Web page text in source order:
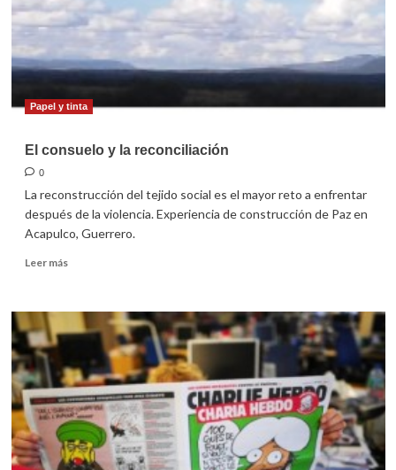
Papel y tinta
El consuelo y la reconciliación
0
La reconstrucción del tejido social es el mayor reto a enfrentar
después de la violencia. Experiencia de construcción de Paz en
Acapulco, Guerrero.
Leer másLeer
El
consuelo
reconciliación